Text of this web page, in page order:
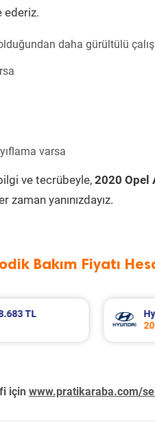
ederiz.
daha gürültülü
varsa
ve tecrübeyle, 2020 Opel
yanınızdayız.
Bakım Fiyatı
Bakım 5.310 TL
için www.pratikaraba.com/